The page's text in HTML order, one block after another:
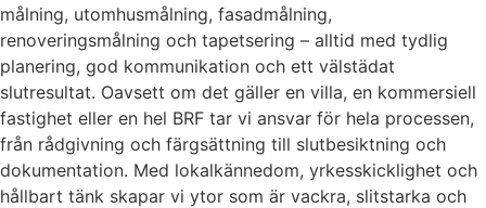
målning, utomhusmålning, fasadmålning,
renoveringsmålning och tapetsering – alltid med tydlig
planering, god kommunikation och ett välstädat
slutresultat. Oavsett om det gäller en villa, en kommersiell
fastighet eller en hel BRF tar vi ansvar för hela processen,
från rådgivning och färgsättning till slutbesiktning och
dokumentation. Med lokalkännedom, yrkesskicklighet och
hållbart tänk skapar vi ytor som är vackra, slitstarka och